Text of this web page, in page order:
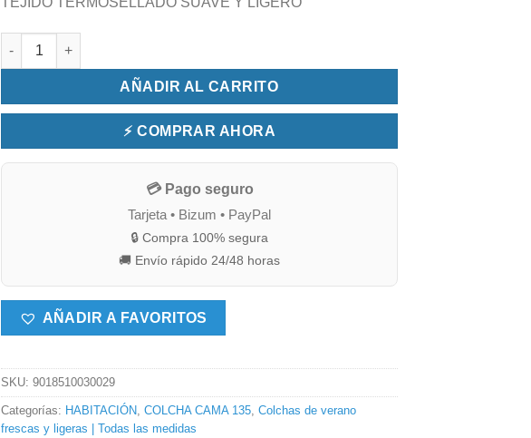
COLCHA BOUTI CAMA 135 SOLANO BEIG/AZUL cantidad
AÑADIR AL CARRITO
⚡ COMPRAR AHORA
💳 Pago seguro
Tarjeta • Bizum • PayPal
🔒 Compra 100% segura
🚚 Envío rápido 24/48 horas
AÑADIR A FAVORITOS
SKU:9018510030029
Categorías: HABITACIÓN,COLCHA CAMA 135,Colchas de verano
frescas y ligeras | Todas las medidas